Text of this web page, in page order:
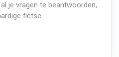
je vragen te beantwoorden,
fietse...